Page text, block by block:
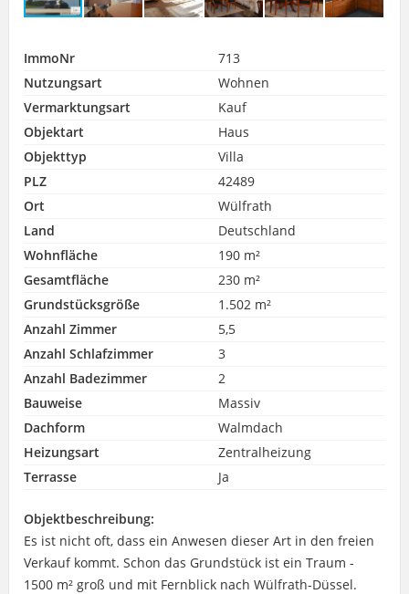
ImmoNr
713
Nutzungsart
Wohnen
Vermarktungsart
Kauf
Objektart
Haus
Objekttyp
Villa
PLZ
42489
Ort
Wülfrath
Land
Deutschland
Wohnfläche
190 m²
Gesamtfläche
230 m²
Grundstücksgröße
1.502 m²
Anzahl Zimmer
5,5
Anzahl Schlafzimmer
3
Anzahl Badezimmer
2
Bauweise
Massiv
Dachform
Walmdach
Heizungsart
Zentralheizung
Terrasse
Ja
Objektbeschreibung:
Es ist nicht oft, dass ein Anwesen dieser Art in den freien
Verkauf kommt. Schon das Grundstück ist ein Traum -
1500 m² groß und mit Fernblick nach Wülfrath-Düssel.